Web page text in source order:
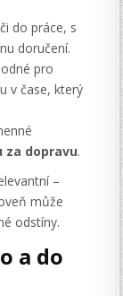
do práce, s
doručení.
pro
v čase, který
za dopravu.
–
může
odstíny.
a do